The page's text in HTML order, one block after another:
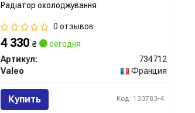
Радіатор охолоджування
0 отзывов
4 330₴
сегодня
Артикул:
734712
Valeo
Франция
Купить Код: 133783-4